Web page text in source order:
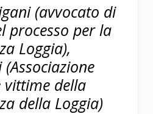
(avvocato di
processo per la
Loggia),
della
della Loggia)